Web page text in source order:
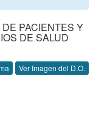
PACIENTES Y
DE SALUD
Ver Imagen del D.O.